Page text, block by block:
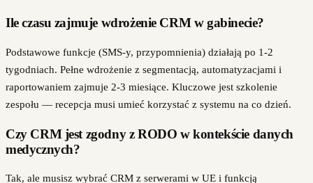
Ile czasu zajmuje wdrożenie CRM w gabinecie?
Podstawowe funkcje (SMS-y, przypomnienia) działają po 1-2
tygodniach. Pełne wdrożenie z segmentacją, automatyzacjami i
raportowaniem zajmuje 2-3 miesiące. Kluczowe jest szkolenie
zespołu — recepcja musi umieć korzystać z systemu na co dzień.
Czy CRM jest zgodny z RODO w kontekście danych
medycznych?
Tak, ale musisz wybrać CRM z serwerami w UE i funkcją